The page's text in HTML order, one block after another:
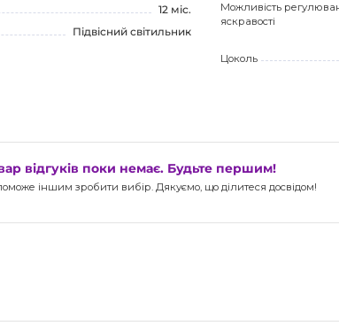
12 міс.
Підвісний світильник
Можливість
яскравості
Цоколь
відгуків поки немає. Будьте першим!
іншим зробити вибір. Дякуємо, що ділитеся досвідом!